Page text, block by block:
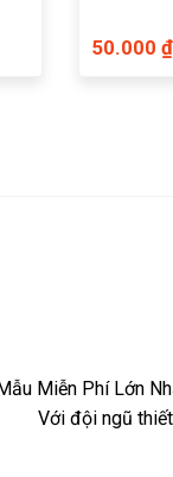
50.000 ₫
Miễn Phí Lớn
Với đội ngũ